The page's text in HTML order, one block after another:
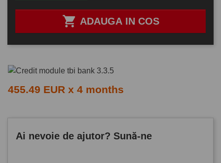
 ADAUGA IN COS
455.49 EUR x 4 months
Ai nevoie de ajutor? Sună-ne